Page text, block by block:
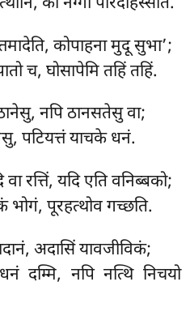
कोपाहना मुदू सुभा’;
च, घोसापेमि तहिं तहिं.
नपि ठानसतेसु वा;
पटियत्तं याचके धनं.
वा रत्तिं, यदि एति वनिब्बको;
भोगं, पूरहत्थोव गच्छति.
अदासिं यावजीविकं;
दम्मि, नपि नत्थि निचयो